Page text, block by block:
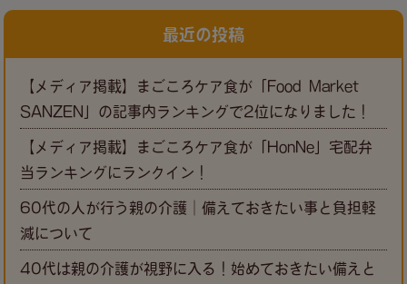
最近の投稿
【メディア掲載】まごころケア食が「Food Market
SANZEN」の記事内ランキングで2位になりました！
【メディア掲載】まごころケア食が「HonNe」宅配弁
当ランキングにランクイン！
60代の人が行う親の介護｜備えておきたい事と負担軽
減について
40代は親の介護が視野に入る！始めておきたい備えと